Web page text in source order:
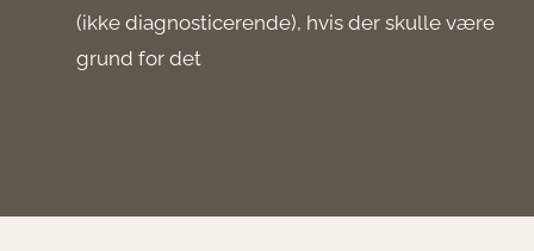
(ikke diagnosticerende), hvis der skulle være
grund for det